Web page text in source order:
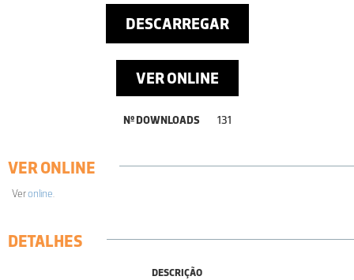
DESCARREGAR
VER ONLINE
Nº DOWNLOADS 131
VER ONLINE
Veronline.
DETALHES
DESCRIÇÃO